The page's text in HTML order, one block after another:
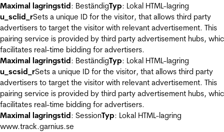
Maximal lagringstid: BeständigTyp: Lokal HTML-lagring
u_sclid_rSets a unique ID for the visitor, that allows third party
advertisers to target the visitor with relevant advertisement. This
pairing service is provided by third party advertisement hubs,
facilitates real-time bidding for advertisers.
Maximal lagringstid: BeständigTyp: Lokal HTML-lagring
u_scsid_rSets a unique ID for the visitor, that allows third party
advertisers to target the visitor with relevant advertisement. This
pairing service is provided by third party advertisement hubs,
facilitates real-time bidding for advertisers.
Maximal lagringstid: SessionTyp: Lokal HTML-lagring
www.track.garnius.se